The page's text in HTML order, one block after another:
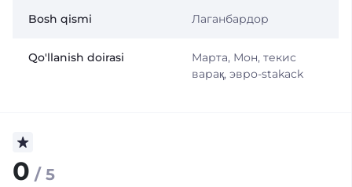
Bosh qismi Лаганбардор
Qo'llanish doirasi
Марта, Мон, текис
варақ, эвро-stakack
0 / 5